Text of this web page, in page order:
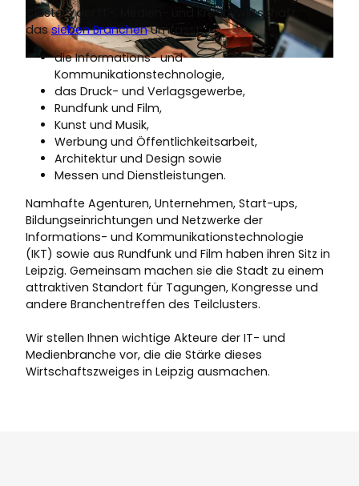
Clusters der IT-, Medien- und Kreativwirtschaft,
dassieben Branchenumfasst:
die Informations- und
Kommunikationstechnologie,
das Druck- und Verlagsgewerbe,
Rundfunk und Film,
Kunst und Musik,
Werbung und Öffentlichkeitsarbeit,
Architektur und Design sowie
Messen und Dienstleistungen.
Namhafte Agenturen, Unternehmen, Start-ups,
Bildungseinrichtungen und Netzwerke der
Informations- und Kommunikationstechnologie
(IKT) sowie aus Rundfunk und Film haben ihren Sitz in
Leipzig. Gemeinsam machen sie die Stadt zu einem
attraktiven Standort für Tagungen, Kongresse und
andere Branchentreffen des Teilclusters.
Wir stellen Ihnen wichtige Akteure der IT- und
Medienbranche vor, die die Stärke dieses
Wirtschaftszweiges in Leipzig ausmachen.